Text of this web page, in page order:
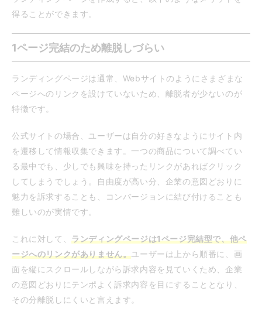
得ることができます。
1ページ完結のため離脱しづらい
ランディングページは通常、Webサイトのようにさまざまな
ページへのリンクを設けていないため、離脱者が少ないのが
特徴です。
公式サイトの場合、ユーザーは自分の好きなようにサイト内
を遷移して情報収集できます。一つの商品について調べてい
る最中でも、少しでも興味を持ったリンクがあればクリック
してしまうでしょう。自由度が高い分、企業の意図どおりに
魅力を訴求することも、コンバージョンに結び付けることも
難しいのが実情です。
これに対して、ランディングページは1ページ完結型で、他ペ
ージへのリンクがありません。ユーザーは上から順番に、画
面を縦にスクロールしながら訴求内容を見ていくため、企業
の意図どおりにテンポよく訴求内容を目にすることとなり、
その分離脱しにくいと言えます。